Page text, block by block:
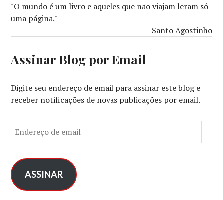
"O mundo é um livro e aqueles que não viajam leram só
uma página."
— Santo Agostinho
Assinar Blog por Email
Digite seu endereço de email para assinar este blog e
receber notificações de novas publicações por email.
n
e
r
e
ASSINAR